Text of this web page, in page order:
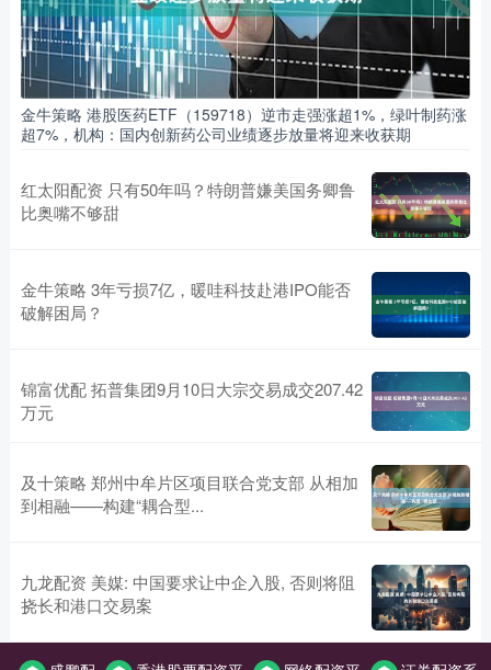
金牛策略 港股医药ETF（159718）逆市走强涨超1%，绿叶制药涨
超7%，机构：国内创新药公司业绩逐步放量将迎来收获期
红太阳配资 只有50年吗？特朗普嫌美国务卿鲁
比奥嘴不够甜
金牛策略 3年亏损7亿，暖哇科技赴港IPO能否
破解困局？
锦富优配 拓普集团9月10日大宗交易成交207.42
万元
及十策略 郑州中牟片区项目联合党支部 从相加
到相融——构建“耦合型...
九龙配资 美媒: 中国要求让中企入股, 否则将阻
挠长和港口交易案